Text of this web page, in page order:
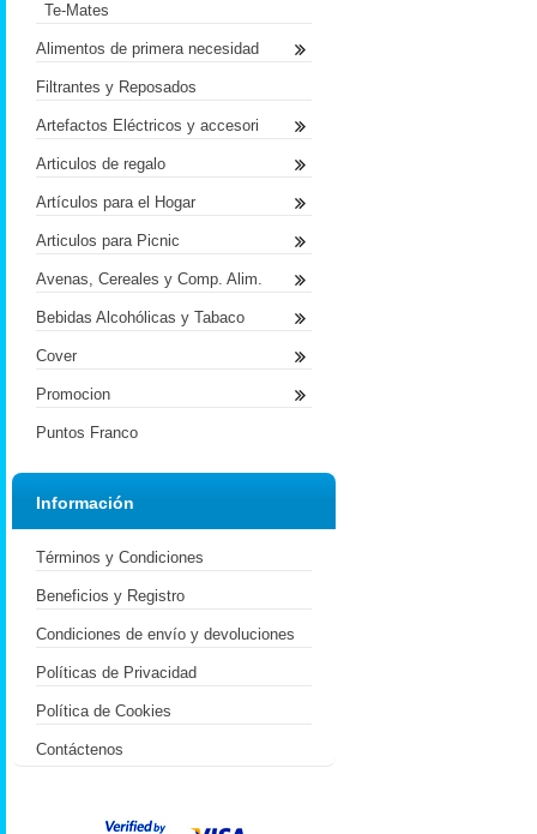
Te-Mates
Alimentos de primera necesidad
Filtrantes y Reposados
Artefactos Eléctricos y accesori
Articulos de regalo
Artículos para el Hogar
Articulos para Picnic
Avenas, Cereales y Comp. Alim.
Bebidas Alcohólicas y Tabaco
Cover
Promocion
Puntos Franco
Información
Términos y Condiciones
Beneficios y Registro
Condiciones de envío y devoluciones
Políticas de Privacidad
Política de Cookies
Contáctenos